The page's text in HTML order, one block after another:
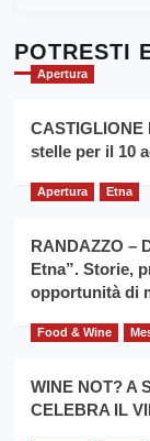
l’
evento
la
filiera
grano
per
il
anno
Franco
Caruso
POTRESTI
Apertura
CASTIGLIONE
stelle per il 10
Apertura Etna
RANDAZZO –
Etna”. Storie,
opportunità di
Food & Wine
WINE NOT? A
CELEBRA IL